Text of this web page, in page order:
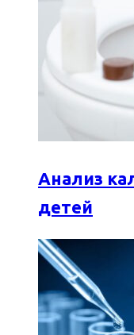
Анализ
детей